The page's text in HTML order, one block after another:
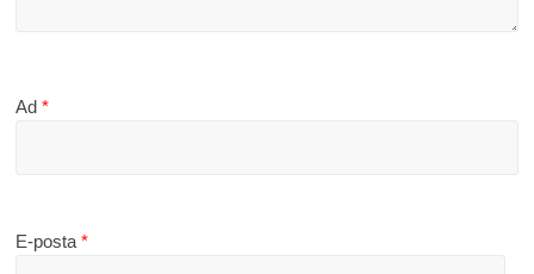
Ad*
E-posta*